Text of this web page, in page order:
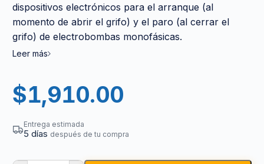
dispositivos electrónicos para el arranque (al
momento de abrir el grifo) y el paro (al cerrar el
grifo) de electrobombas monofásicas.
Leer más
$1,910.00
Entrega estimada
5 días después de tu compra